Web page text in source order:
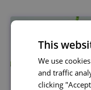
This
We use
and traffic
clicking